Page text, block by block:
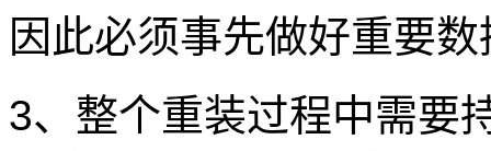
因此必须事先做好重要
3、整个重装过程中需要